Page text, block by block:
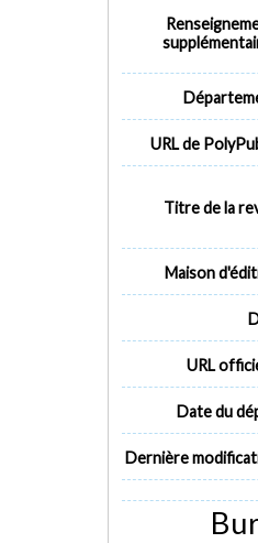
URL de
Titre de la
Maison
URL
Date du
Dernière